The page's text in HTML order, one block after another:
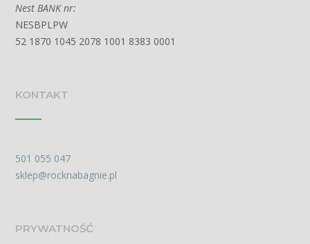
Nest BANK nr:
NESBPLPW
52 1870 1045 2078 1001 8383 0001
KONTAKT
501 055 047
sklep@rocknabagnie.pl
PRYWATNOŚĆ